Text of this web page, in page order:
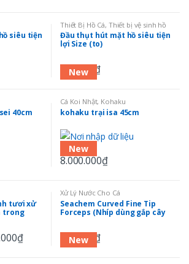
siêu tiện
New
Thiết Bị Hồ Cá, Thiết bị vệ sinh hồ
Koi
Đầu thụt hút mặt hồ siêu tiện
lợi Size (to)
700.000 ₫
40cm
New
Cá Koi Nhật, Kohaku
kohaku trại isa 45cm
8.000.000₫
tươi xử
trong
₫ New
Xử Lý Nước Cho Cá
Seachem Curved Fine Tip
Forceps (Nhíp dùng gắp cây
290.000 ₫